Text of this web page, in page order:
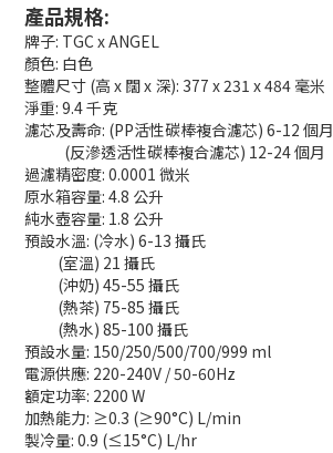
產品規格:
牌子: TGC x ANGEL
顏色: 白色
整體尺寸 (高 x 闊 x 深): 377 x 231 x 484 毫米
淨重: 9.4 千克
濾芯及壽命: (PP活性碳棒複合濾芯) 6-12 個月
(反滲透活性碳棒複合濾芯) 12-24 個月
過濾精密度: 0.0001 微米
原水箱容量: 4.8 公升
純水壺容量: 1.8 公升
預設水溫: (冷水) 6-13 攝氏
(室溫) 21 攝氏
(沖奶) 45-55 攝氏
(熱茶) 75-85 攝氏
(熱水) 85-100 攝氏
預設水量: 150/250/500/700/999 ml
電源供應: 220-240V / 50-60Hz
額定功率: 2200 W
加熱能力: ≥0.3 (≥90°C) L/min
製冷量: 0.9 (≤15°C) L/hr